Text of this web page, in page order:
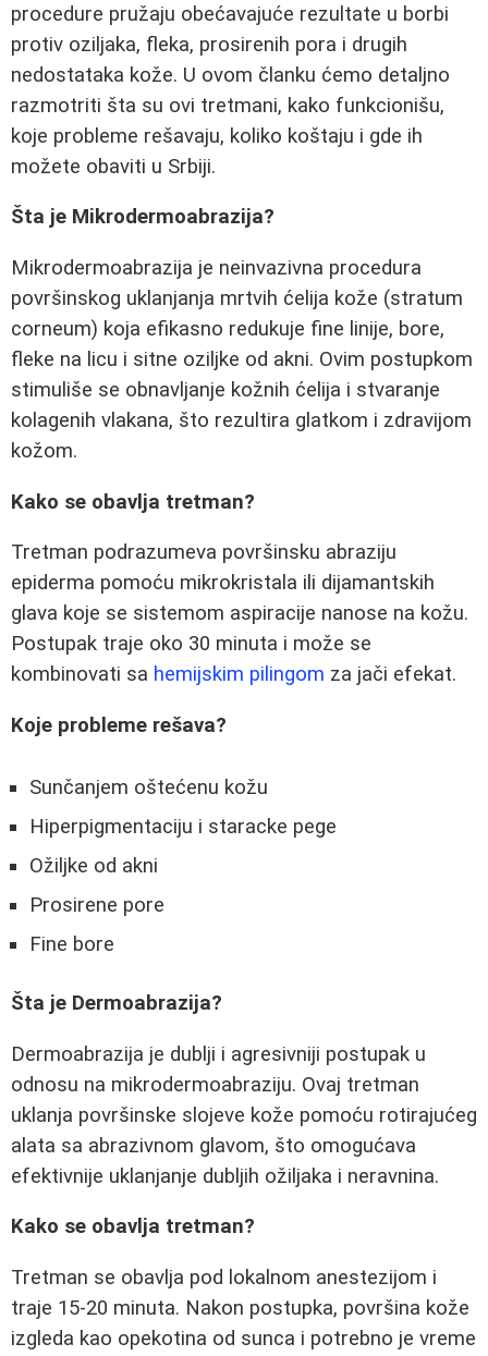
procedure pružaju obećavajuće rezultate u borbi
protiv oziljaka, fleka, prosirenih pora i drugih
nedostataka kože. U ovom članku ćemo detaljno
razmotriti šta su ovi tretmani, kako funkcionišu,
koje probleme rešavaju, koliko koštaju i gde ih
možete obaviti u Srbiji.
Šta je Mikrodermoabrazija?
Mikrodermoabrazija je neinvazivna procedura
površinskog uklanjanja mrtvih ćelija kože (stratum
corneum) koja efikasno redukuje fine linije, bore,
fleke na licu i sitne oziljke od akni. Ovim postupkom
stimuliše se obnavljanje kožnih ćelija i stvaranje
kolagenih vlakana, što rezultira glatkom i zdravijom
kožom.
Kako se obavlja tretman?
Tretman podrazumeva površinsku abraziju
epiderma pomoću mikrokristala ili dijamantskih
glava koje se sistemom aspiracije nanose na kožu.
Postupak traje oko 30 minuta i može se
kombinovati sa hemijskim pilingom za jači efekat.
Koje probleme rešava?
Sunčanjem oštećenu kožu
Hiperpigmentaciju i staracke pege
Ožiljke od akni
Prosirene pore
Fine bore
Šta je Dermoabrazija?
Dermoabrazija je dublji i agresivniji postupak u
odnosu na mikrodermoabraziju. Ovaj tretman
uklanja površinske slojeve kože pomoću rotirajućeg
alata sa abrazivnom glavom, što omogućava
efektivnije uklanjanje dubljih ožiljaka i neravnina.
Kako se obavlja tretman?
Tretman se obavlja pod lokalnom anestezijom i
traje 15-20 minuta. Nakon postupka, površina kože
izgleda kao opekotina od sunca i potrebno je vreme